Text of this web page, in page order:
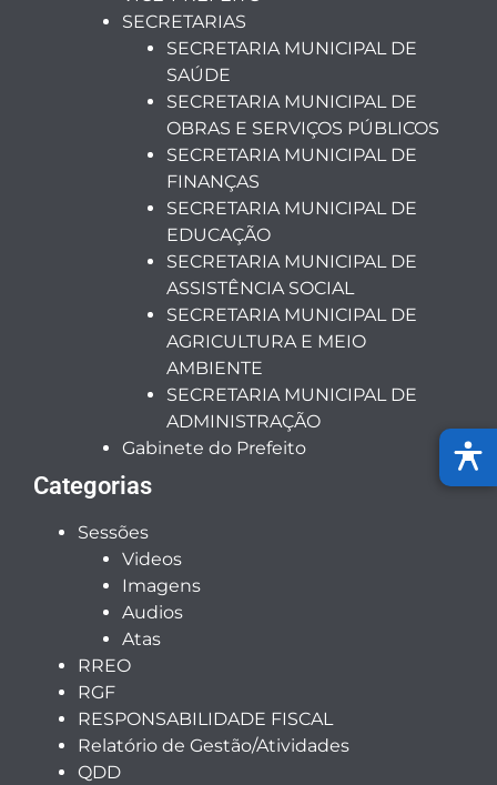
SECRETARIAS
SECRETARIA MUNICIPAL DE
SAÚDE
SECRETARIA MUNICIPAL DE
OBRAS E SERVIÇOS PÚBLICOS
SECRETARIA MUNICIPAL DE
FINANÇAS
SECRETARIA MUNICIPAL DE
EDUCAÇÃO
SECRETARIA MUNICIPAL DE
ASSISTÊNCIA SOCIAL
SECRETARIA MUNICIPAL DE
AGRICULTURA E MEIO
AMBIENTE
SECRETARIA MUNICIPAL DE
ADMINISTRAÇÃO
Gabinete do Prefeito
Categorias
Sessões
Videos
Imagens
Audios
Atas
RREO
RGF
RESPONSABILIDADE FISCAL
Relatório de Gestão/Atividades
QDD